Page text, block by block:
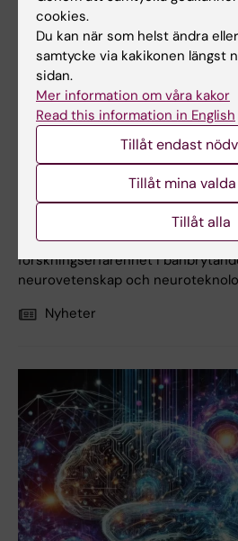
14 jan 2026
Ansök nu till NeurotechEU
University
NeurotechEU:s praktikprogram
erbjuder kandidat- och
NeurotechEU-alliansen en unik
forskningserfarenhet i
neurovetenskap och
Nyheter
cookies.
Du kan när som helst ändra
samtycke via kakikonen längst
sidan.
Mer information om våra kakor
Read this information in English
Tillåt endast
Tillåt mina
Tillåt alla